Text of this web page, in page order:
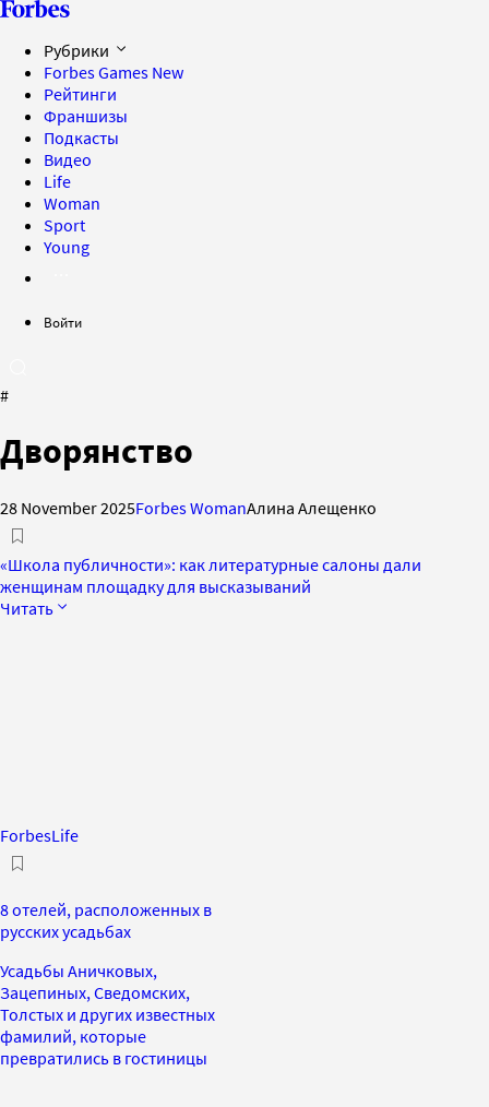
Рубрики
Forbes Games New
Рейтинги
Франшизы
Подкасты
Видео
Life
Woman
Sport
Young
Войти
#
Дворянство
28 November 2025Forbes WomanАлина Алещенко
«Школа публичности»: как литературные салоны дали
женщинам площадку для высказываний
Читать
ForbesLife
8 отелей, расположенных в
русских усадьбах
Усадьбы Аничковых,
Зацепиных, Сведомских,
Толстых и других известных
фамилий, которые
превратились в гостиницы